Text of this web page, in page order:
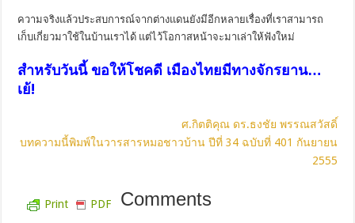
ความจริงแล้วประสบการณ์จากต่างแดนยังมีอีกหลายเรื่องที่เราสามารถ
เก็บเกี่ยวมาใช้ในบ้านเราได้ แต่ไว้โอกาสหน้าจะมาเล่าให้ฟังใหม่
สำหรับวันนี้ ขอให้โชคดี เมืองไทยมีทางจักรยาน…
เย้!
ศ.กิตติคุณ ดร.ธงชัย พรรณสวัสดิ์
บทความนี้พิมพ์ในวารสารหมอชาวบ้าน ปีที่ 34 ฉบับที่ 401 กันยายน
2555
Print PDF Comments